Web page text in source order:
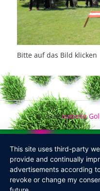
Bitte auf das Bild klicken
© 2026Isabella
This site uses third-party
provide and continually
advertisements according
revoke or change my